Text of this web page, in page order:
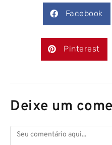
Facebook
Pinterest
Deixe um